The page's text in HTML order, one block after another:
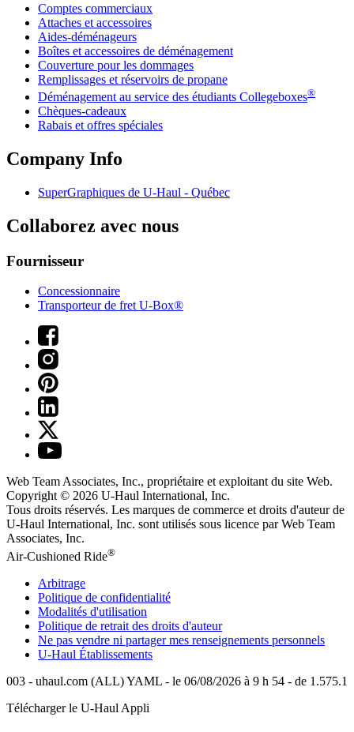
Comptes commerciaux
Attaches et accessoires
Aides-déménageurs
Boîtes et accessoires de déménagement
Couverture pour les dommages
Remplissages et réservoirs de propane
Déménagement au service des étudiants Collegeboxes®
Chèques-cadeaux
Rabais et offres spéciales
Company Info
SuperGraphiques de U-Haul - Québec
Collaborez avec nous
Fournisseur
Concessionnaire
Transporteur de fret U-Box®
Web Team Associates, Inc., propriétaire et exploitant du site Web.
Copyright © 2026 U-Haul International, Inc.
Tous droits réservés. Les marques de commerce et droits d'auteur de
U-Haul International, Inc. sont utilisés sous licence par Web Team
Associates, Inc.
Air-Cushioned Ride®
Arbitrage
Politique de confidentialité
Modalités d'utilisation
Politique de retrait des droits d'auteur
Ne pas vendre ni partager mes renseignements personnels
U-Haul Établissements
003 - uhaul.com (ALL) YAML - le 06/08/2026 à 9 h 54 - de 1.575.1
Télécharger le U-Haul Appli